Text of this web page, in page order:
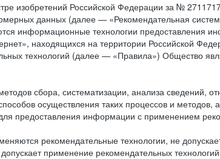
изобретений Российской Федерации за №
данных (далее — «Рекомендательная
информационные технологии предоставления
находящихся на территории Российской
технологий (далее — «Правила») Общество
сбора, систематизации, анализа сведений,
осуществления таких процессов и
предоставления информации с применением
рекомендательные технологии, не
применение рекомендательных